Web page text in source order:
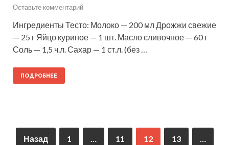
Оставьте комментарий
Ингредиенты Тесто: Молоко — 200 мл Дрожжи свежие
— 25 г Яйцо куриное — 1 шт. Масло сливочное — 60 г
Соль — 1,5 ч.л. Сахар — 1 ст.л. (без …
ПОДРОБНЕЕ
Назад 1 … 11 12 13 …